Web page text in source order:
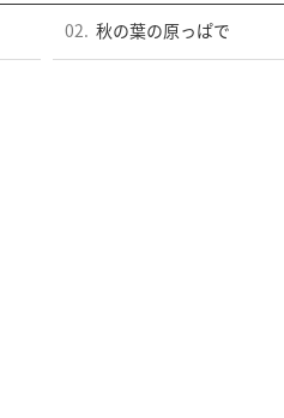
02. 秋の葉の原っぱで